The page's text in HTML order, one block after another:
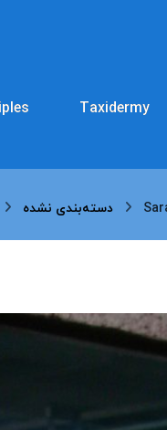
Taxidermy
دسته‌بندی نشده